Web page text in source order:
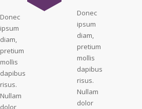
Donec
ipsum
diam,
pretium
mollis
dapibus
risus.
Nullam
dolor
Donec
ipsum
diam,
pretium
mollis
dapibus
risus.
Nullam
dolor